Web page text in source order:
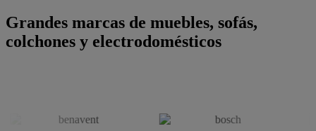
Grandes marcas de muebles, sofás,
colchones y electrodomésticos